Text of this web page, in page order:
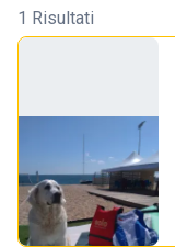
1 Risultati